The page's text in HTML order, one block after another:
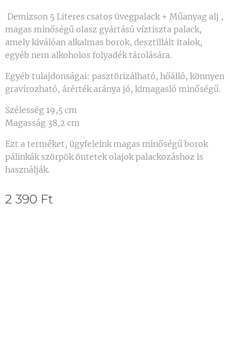
Demizson 5 Literes csatos üvegpalack + Műanyag alj ,
magas minőségű olasz gyártású víztiszta palack,
amely kiválóan alkalmas borok, desztillált italok,
egyéb nem alkoholos folyadék tárolására.
Egyéb tulajdonságai: pasztörizálható, hőálló, könnyen
gravírozható, árérték aránya jó, kimagasló minőségű.
Szélesség 19,5 cm
Magasság 38,2 cm
Ezt a terméket, ügyfeleink magas minőségű borok
pálinkák szörpök öntetek olajok palackozáshoz is
használják.
2 390 Ft